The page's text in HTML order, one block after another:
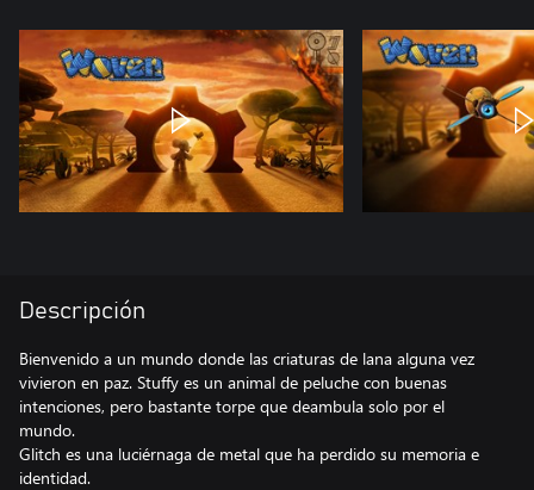
Descripción
Bienvenido a un mundo donde las criaturas de lana alguna vez
vivieron en paz. Stuffy es un animal de peluche con buenas
intenciones, pero bastante torpe que deambula solo por el
mundo.
Glitch es una luciérnaga de metal que ha perdido su memoria e
identidad.